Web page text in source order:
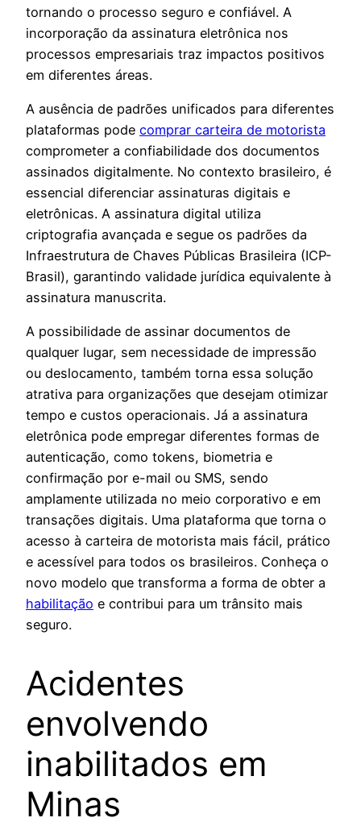
tornando o processo seguro e confiável. A
incorporação da assinatura eletrônica nos
processos empresariais traz impactos positivos
em diferentes áreas.
A ausência de padrões unificados para diferentes
plataformas pode comprar carteira de motorista
comprometer a confiabilidade dos documentos
assinados digitalmente. No contexto brasileiro, é
essencial diferenciar assinaturas digitais e
eletrônicas. A assinatura digital utiliza
criptografia avançada e segue os padrões da
Infraestrutura de Chaves Públicas Brasileira (ICP-
Brasil), garantindo validade jurídica equivalente à
assinatura manuscrita.
A possibilidade de assinar documentos de
qualquer lugar, sem necessidade de impressão
ou deslocamento, também torna essa solução
atrativa para organizações que desejam otimizar
tempo e custos operacionais. Já a assinatura
eletrônica pode empregar diferentes formas de
autenticação, como tokens, biometria e
confirmação por e-mail ou SMS, sendo
amplamente utilizada no meio corporativo e em
transações digitais. Uma plataforma que torna o
acesso à carteira de motorista mais fácil, prático
e acessível para todos os brasileiros. Conheça o
novo modelo que transforma a forma de obter a
habilitação e contribui para um trânsito mais
seguro.
Acidentes
envolvendo
inabilitados em
Minas